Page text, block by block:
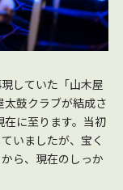
していた「山木屋
鼓クラブが結成さ
に至ります。当初
いましたが、宝く
ら、現在のしっか